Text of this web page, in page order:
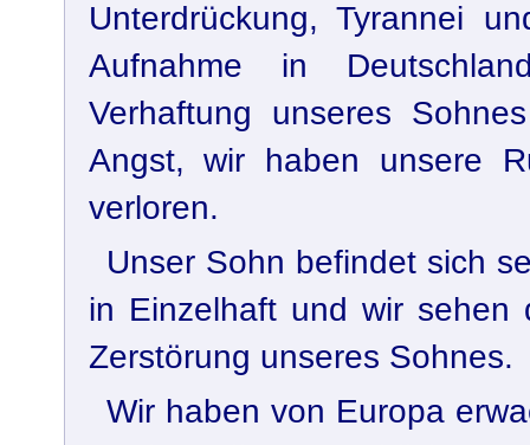
Unterdrückung, Tyrannei
Aufnahme in
Verhaftung unseres
Angst, wir haben unsere
verloren.
Unser Sohn befindet sich
in Einzelhaft und wir sehen
Zerstörung unseres Sohnes.
Wir haben von Europa